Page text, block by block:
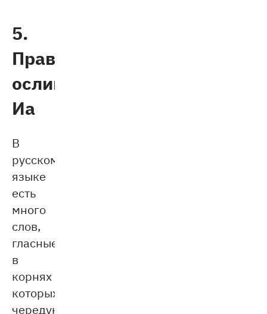
5.
Правило
ослика
Иа
В
русском
языке
есть
много
слов,
гласные
в
корнях
которых
чередуются